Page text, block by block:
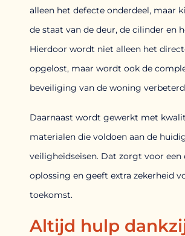
alleen het defecte onderdeel, maar
de staat van de deur, de cilinder en
Hierdoor wordt niet alleen het
opgelost, maar wordt ook de
beveiliging van de woning
Daarnaast wordt gewerkt met
materialen die voldoen aan de
veiligheidseisen. Dat zorgt voor een
oplossing en geeft extra zekerheid
toekomst.
Altijd hulp